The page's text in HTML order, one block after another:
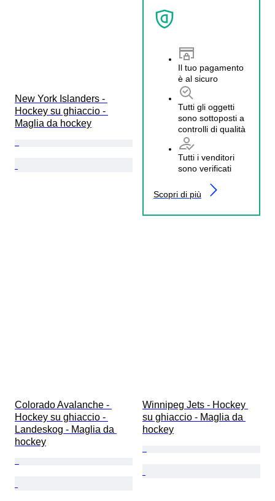
Il tuo pagamento
è al sicuro
Tutti gli oggetti
sono sottoposti a
controlli di qualità
Tutti i venditori
sono verificati
Scopri di più
New York Islanders -
Hockey su ghiaccio -
Maglia da hockey
Colorado Avalanche -
Hockey su ghiaccio -
Landeskog - Maglia da
hockey
Winnipeg Jets - Hockey
su ghiaccio - Maglia da
hockey